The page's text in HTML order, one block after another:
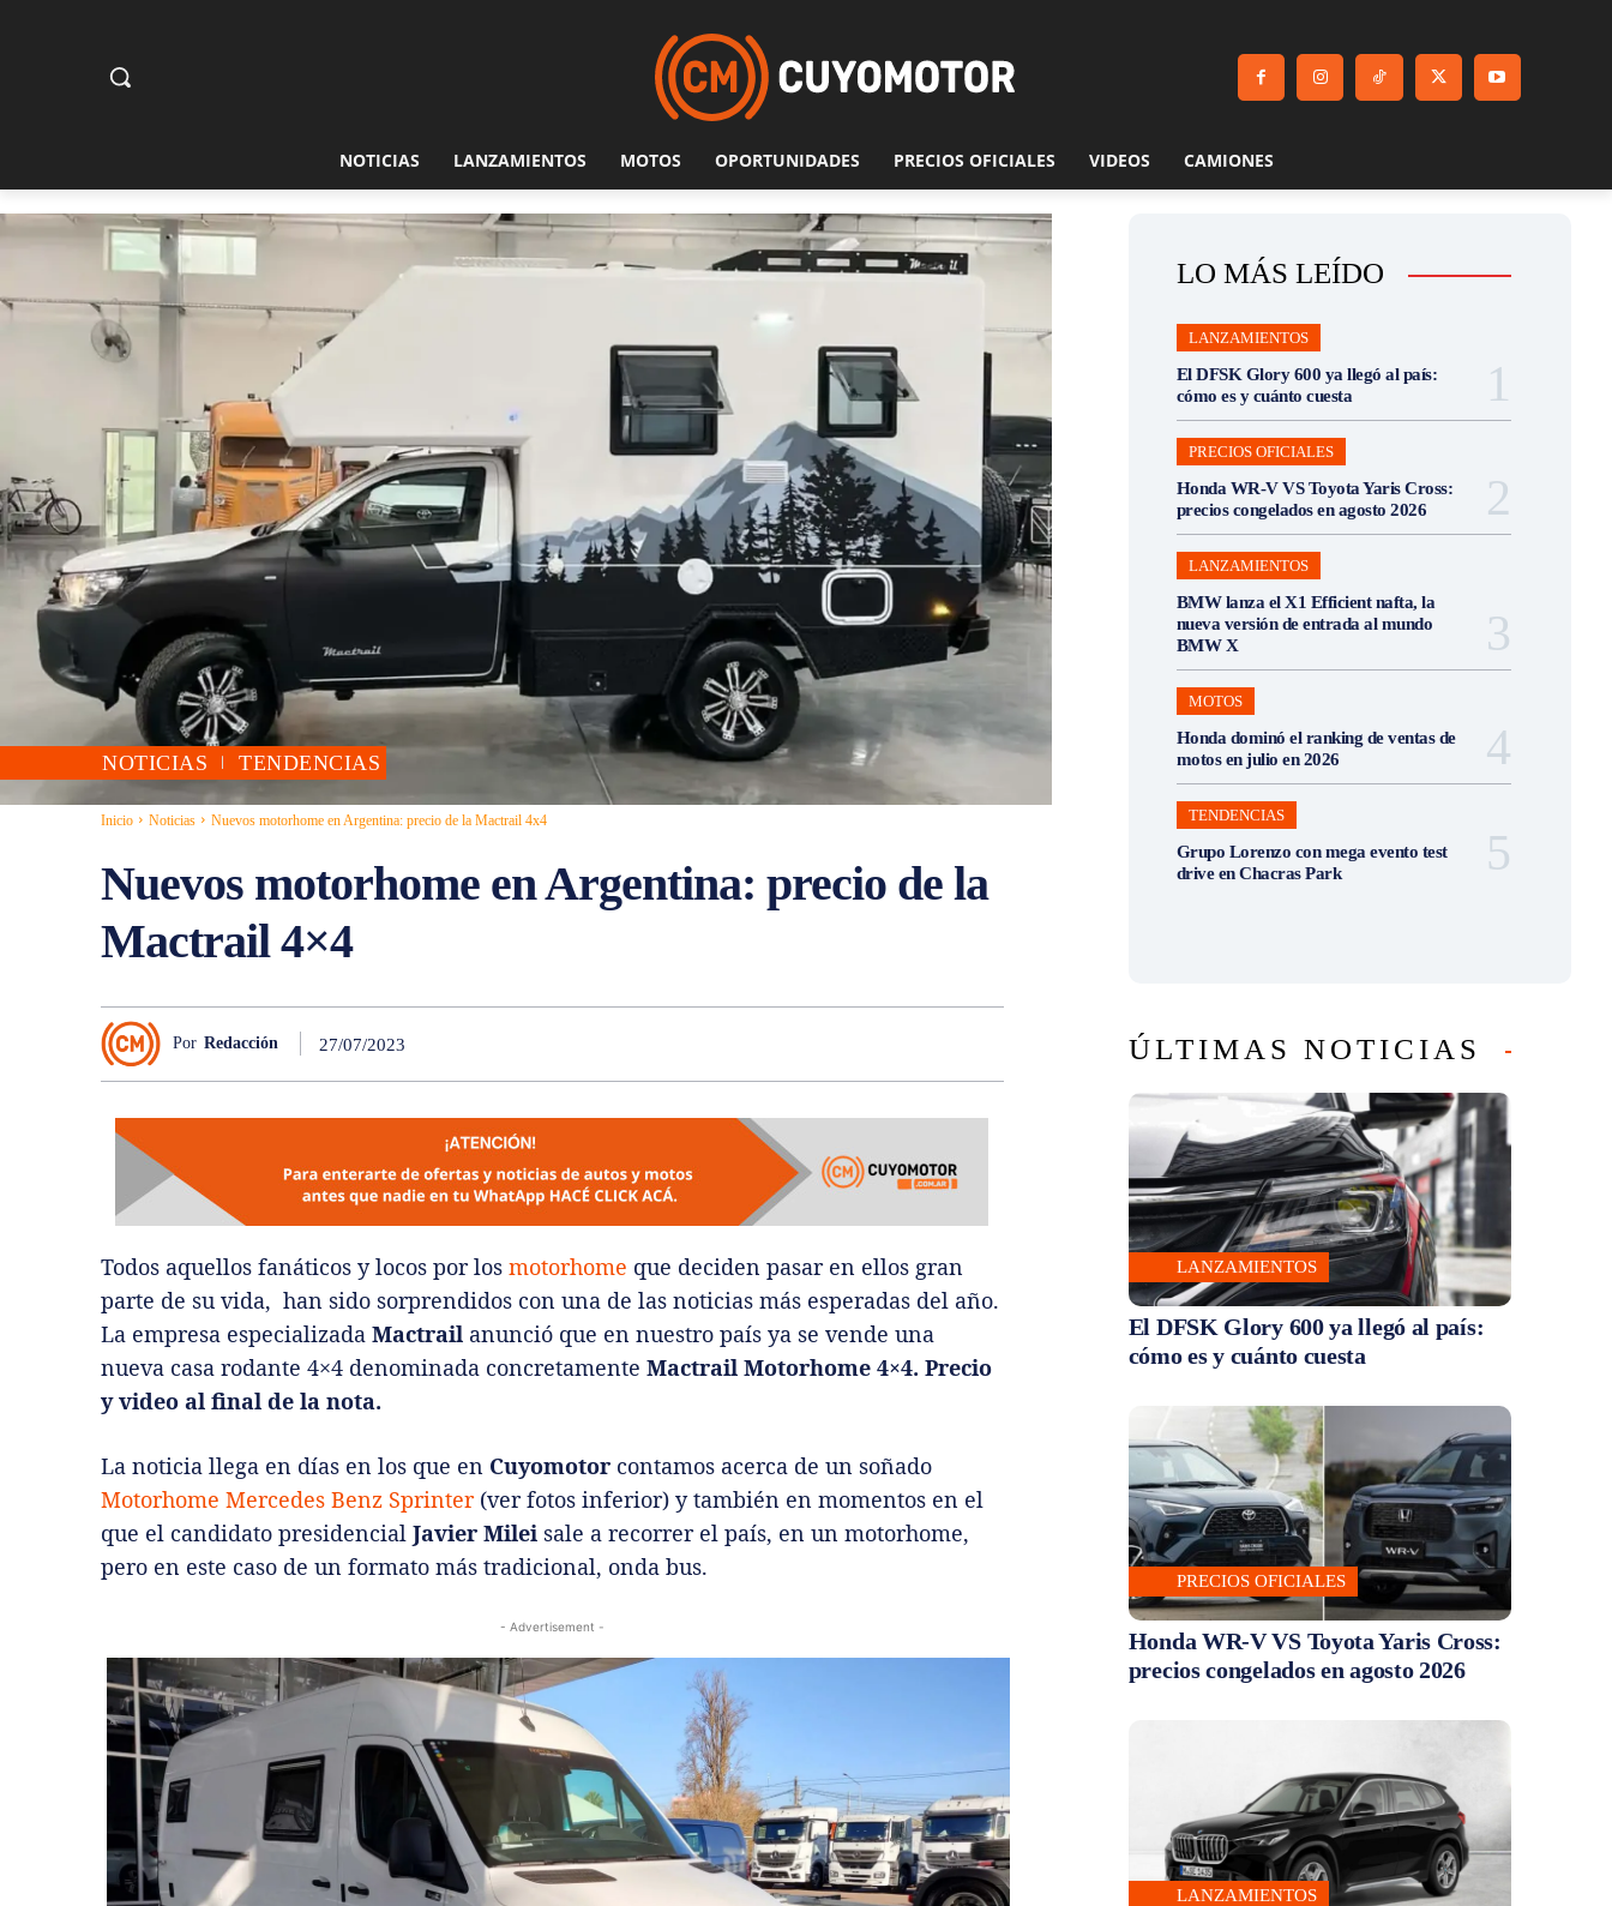
NOTICIAS LANZAMIENTOS MOTOS OPORTUNIDADES PRECIOS OFICIALES VIDEOS CAMIONES
NOTICIAS TENDENCIAS
Inicio Noticias Nuevos motorhome en Argentina: precio de la Mactrail 4x4
Nuevos motorhome en Argentina: precio de la
Mactrail 4×4
Por Redacción 27/07/2023
Todos aquellos fanáticos y locos por los motorhome que deciden pasar en ellos gran
parte de su vida, han sido sorprendidos con una de las noticias más esperadas del año.
La empresa especializada Mactrail anunció que en nuestro país ya se vende una
nueva casa rodante 4×4 denominada concretamente Mactrail Motorhome 4×4. Precio
y video al final de la nota.
La noticia llega en días en los que en Cuyomotor contamos acerca de un soñado
Motorhome Mercedes Benz Sprinter(ver fotos inferior) y también en momentos en el
que el candidato presidencial Javier Milei sale a recorrer el país, en un motorhome,
pero en este caso de un formato más tradicional, onda bus.
- Advertisement -
LO MÁS LEÍDO
LANZAMIENTOS
El DFSK Glory 600 ya llegó al país:
cómo es y cuánto cuesta
PRECIOS OFICIALES
Honda WR-V VS Toyota Yaris Cross:
precios congelados en agosto 2026
LANZAMIENTOS
BMW lanza el X1 Efficient nafta, la
nueva versión de entrada al mundo
BMW X
MOTOS
Honda dominó el ranking de ventas de
motos en julio en 2026
TENDENCIAS
Grupo Lorenzo con mega evento test
drive en Chacras Park
ÚLTIMAS NOTICIAS
LANZAMIENTOS
El DFSK Glory 600 ya llegó al país:
cómo es y cuánto cuesta
PRECIOS OFICIALES
Honda WR-V VS Toyota Yaris Cross:
precios congelados en agosto 2026
LANZAMIENTOS